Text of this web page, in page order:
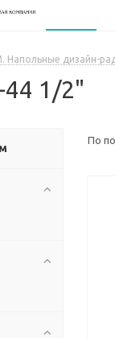
Напольные дизайн-
44 1/2"
По